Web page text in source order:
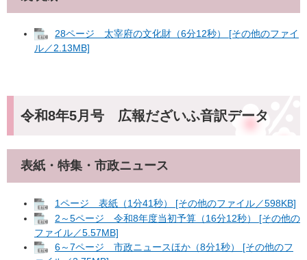
28ページ 太宰府の文化財（6分12秒） [その他のファイ
ル／2.13MB]
令和8年5月号 広報だざいふ音訳データ
表紙・特集・市政ニュース
1ページ 表紙（1分41秒） [その他のファイル／598KB]
2～5ページ 令和8年度当初予算（16分12秒） [その他の
ファイル／5.57MB]
6～7ページ 市政ニュースほか（8分1秒） [その他のフ